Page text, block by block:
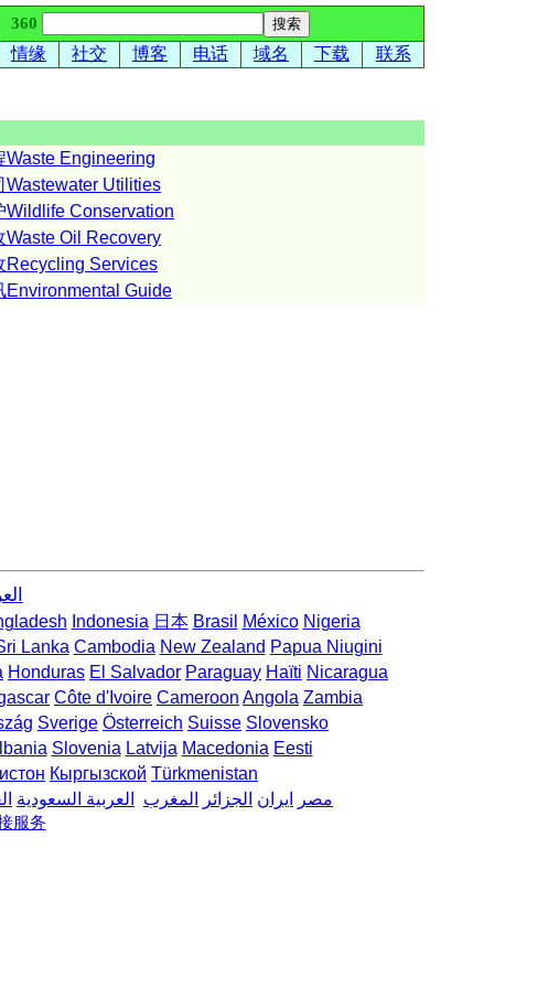
360
情缘 社交 博客 电话 域名 下载 联系
Waste Engineering
Wastewater Utilities
Wildlife Conservation
Waste Oil Recovery
Recycling Services
Environmental Guide
Indonesia 日本 Brasil México Nigeria
Lanka Cambodia New Zealand Papua Niugini
Honduras El Salvador Paraguay Haïti Nicaragua
Côte d'Ivoire Cameroon Angola Zambia
Sverige Österreich Suisse Slovensko
Slovenia Latvija Macedonia Eesti
Кыргызской Türkmenistan
مصر
ایران الجزائر المغرب العربية السعودية
服务